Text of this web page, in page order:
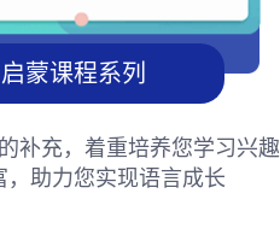
启蒙课程系列
补充，着重培养您学习兴趣
，助力您实现语言成长